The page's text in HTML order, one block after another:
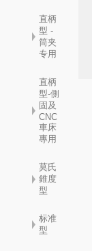
直柄
型 -
筒夹
专用
直柄
型-側
固及
CNC
車床
專用
莫氏
錐度
型
标准
型